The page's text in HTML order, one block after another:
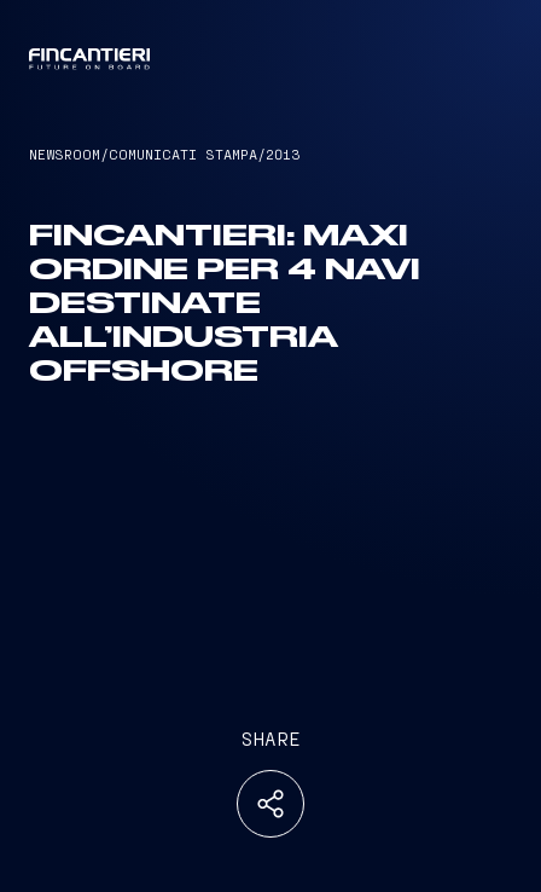
NEWSROOM /COMUNICATI STAMPA/2013
FINCANTIERI: MAXI
ORDINE PER 4 NAVI
DESTINATE
ALL’INDUSTRIA
OFFSHORE
SHARE